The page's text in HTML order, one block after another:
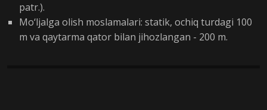
patr.).
Mo‘ljalga olish moslamalari: statik, ochiq turdagi 100
m va qaytarma qator bilan jihozlangan - 200 m.